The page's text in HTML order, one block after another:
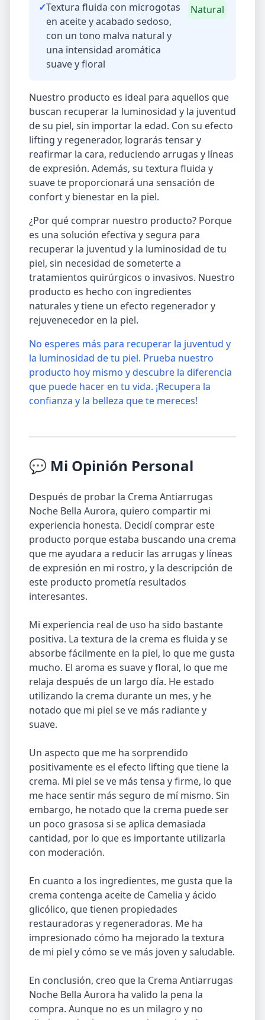
✓Textura fluida con microgotas
en aceite y acabado sedoso,
con un tono malva natural y
una intensidad aromática
suave y floral
Natural
Nuestro producto es ideal para aquellos que
buscan recuperar la luminosidad y la juventud
de su piel, sin importar la edad. Con su efecto
lifting y regenerador, lograrás tensar y
reafirmar la cara, reduciendo arrugas y líneas
de expresión. Además, su textura fluida y
suave te proporcionará una sensación de
confort y bienestar en la piel.
¿Por qué comprar nuestro producto? Porque
es una solución efectiva y segura para
recuperar la juventud y la luminosidad de tu
piel, sin necesidad de someterte a
tratamientos quirúrgicos o invasivos. Nuestro
producto es hecho con ingredientes
naturales y tiene un efecto regenerador y
rejuvenecedor en la piel.
No esperes más para recuperar la juventud y
la luminosidad de tu piel. Prueba nuestro
producto hoy mismo y descubre la diferencia
que puede hacer en tu vida. ¡Recupera la
confianza y la belleza que te mereces!
💬 Mi Opinión Personal
Después de probar la Crema Antiarrugas
Noche Bella Aurora, quiero compartir mi
experiencia honesta. Decidí comprar este
producto porque estaba buscando una crema
que me ayudara a reducir las arrugas y líneas
de expresión en mi rostro, y la descripción de
este producto prometía resultados
interesantes.
Mi experiencia real de uso ha sido bastante
positiva. La textura de la crema es fluida y se
absorbe fácilmente en la piel, lo que me gusta
mucho. El aroma es suave y floral, lo que me
relaja después de un largo día. He estado
utilizando la crema durante un mes, y he
notado que mi piel se ve más radiante y
suave.
Un aspecto que me ha sorprendido
positivamente es el efecto lifting que tiene la
crema. Mi piel se ve más tensa y firme, lo que
me hace sentir más seguro de mí mismo. Sin
embargo, he notado que la crema puede ser
un poco grasosa si se aplica demasiada
cantidad, por lo que es importante utilizarla
con moderación.
En cuanto a los ingredientes, me gusta que la
crema contenga aceite de Camelia y ácido
glicólico, que tienen propiedades
restauradoras y regeneradoras. Me ha
impresionado cómo ha mejorado la textura
de mi piel y cómo se ve más joven y saludable.
En conclusión, creo que la Crema Antiarrugas
Noche Bella Aurora ha valido la pena la
compra. Aunque no es un milagro y no